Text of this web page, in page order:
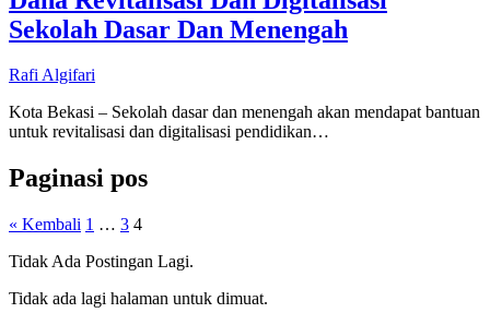
Sekolah Dasar Dan Menengah
Rafi Algifari
Kota Bekasi – Sekolah dasar dan menengah akan mendapat bantuan
untuk revitalisasi dan digitalisasi pendidikan…
Paginasi pos
« Kembali 1 … 3 4
Tidak Ada Postingan Lagi.
Tidak ada lagi halaman untuk dimuat.